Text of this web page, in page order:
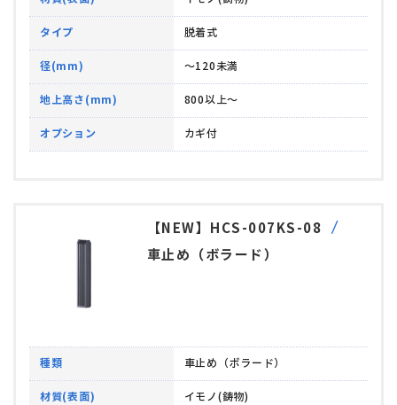
タイプ 脱着式
径(mm) ～120未満
地上高さ(mm) 800以上～
オプション カギ付
【NEW】HCS-007KS-08
車止め（ボラード）
種類 車止め（ボラード）
材質(表面) イモノ(鋳物)